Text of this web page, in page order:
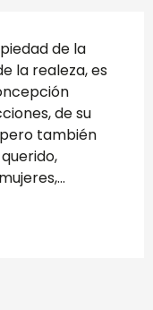
de la
la realeza, es
de su
también